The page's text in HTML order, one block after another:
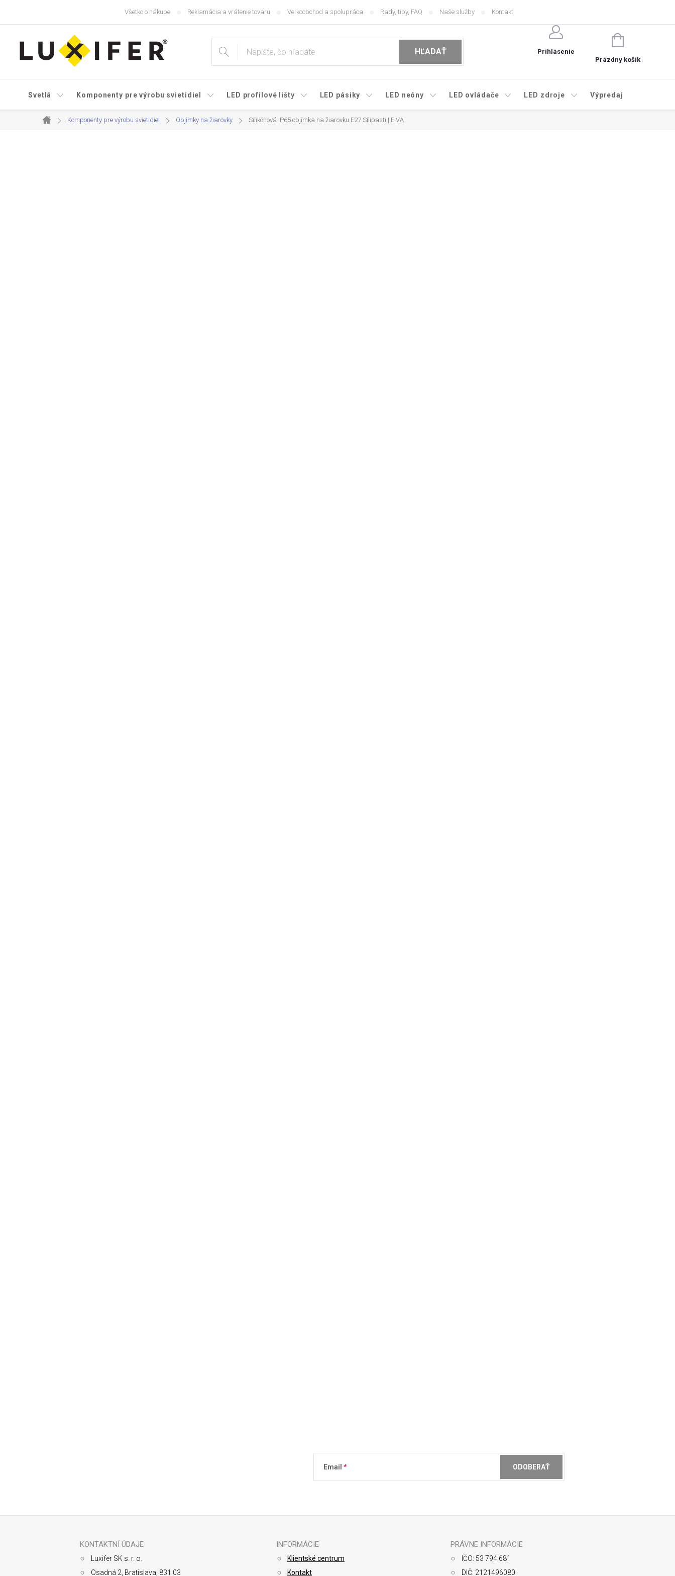
Všetko o nákupe Reklamácia a vrátenie tovaru Veľkoobchod a spolupráca Rady, tipy, FAQ Naše služby Kontakt
HĽADAŤ Prihlásenie
NÁKUPNÝ
KOŠÍK
Prázdny košík
Svetlá Komponenty pre výrobu svietidiel LED profilové lišty LED pásiky LED neóny LED ovládače LED zdroje Výpredaj
Domov
Komponenty pre výrobu svietidiel Objímky na žiarovky Silikónová IP65 objímka na žiarovku E27 Silipasti | EIVA
Email ODOBERAŤ
KONTAKTNÍ ÚDAJE
Luxifer SK s. r. o.
Osadná 2, Bratislava, 831 03
INFORMÁCIE
Klientské centrum
Kontakt
PRÁVNE INFORMÁCIE
IČO: 53 794 681
DIČ: 2121496080